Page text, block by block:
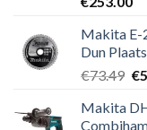
Makita E-
Dun
€73.49 €
Makita